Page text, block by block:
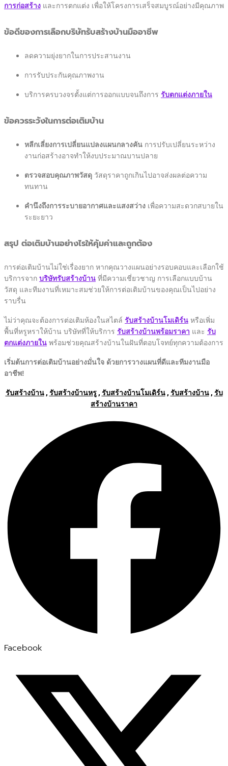
การก่อสร้าง และการตกแต่ง เพื่อให้โครงการเสร็จสมบูรณ์อย่างมีคุณภาพ
ข้อดีของการเลือกบริษัทรับสร้างบ้านมืออาชีพ
ลดความยุ่งยากในการประสานงาน
การรับประกันคุณภาพงาน
บริการครบวงจรตั้งแต่การออกแบบจนถึงการ รับตกแต่งภายใน
ข้อควรระวังในการต่อเติมบ้าน
หลีกเลี่ยงการเปลี่ยนแปลงแผนกลางคัน การปรับเปลี่ยนระหว่าง
งานก่อสร้างอาจทำให้งบประมาณบานปลาย
ตรวจสอบคุณภาพวัสดุ วัสดุราคาถูกเกินไปอาจส่งผลต่อความ
ทนทาน
คำนึงถึงการระบายอากาศและแสงสว่าง เพื่อความสะดวกสบายใน
ระยะยาว
สรุป ต่อเติมบ้านอย่างไรให้คุ้มค่าและถูกต้อง
การต่อเติมบ้านไม่ใช่เรื่องยาก หากคุณวางแผนอย่างรอบคอบและเลือกใช้
บริการจาก บริษัทรับสร้างบ้าน ที่มีความเชี่ยวชาญ การเลือกแบบบ้าน
วัสดุ และทีมงานที่เหมาะสมช่วยให้การต่อเติมบ้านของคุณเป็นไปอย่าง
ราบรื่น
ไม่ว่าคุณจะต้องการต่อเติมห้องในสไตล์ รับสร้างบ้านโมเดิร์น หรือเพิ่ม
พื้นที่หรูหราให้บ้าน บริษัทที่ให้บริการ รับสร้างบ้านพร้อมราคา และ รับ
ตกแต่งภายใน พร้อมช่วยคุณสร้างบ้านในฝันที่ตอบโจทย์ทุกความต้องการ
เริ่มต้นการต่อเติมบ้านอย่างมั่นใจ ด้วยการวางแผนที่ดีและทีมงานมือ
อาชีพ!
รับสร้างบ้าน, รับสร้างบ้านหรู, รับสร้างบ้านโมเดิร์น, รับสร้างบ้าน, รับ
สร้างบ้านราคา
Facebook